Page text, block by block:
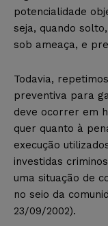
potencialidade
seja, quando
sob ameaça, e
Todavia,
preventiva para
deve ocorrer em
quer quanto à
execução
investidas
uma situação de
no seio da
23/09/2002).